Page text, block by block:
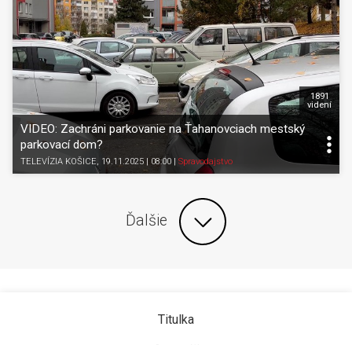
VIDEO: Zachráni parkovanie na Ťahanovciach mestský
parkovací dom?
TELEVÍZIA KOŠICE, 19.11.2025 | 08:00 Spravodajstvo
1891
videní
Ďalšie
Titulka